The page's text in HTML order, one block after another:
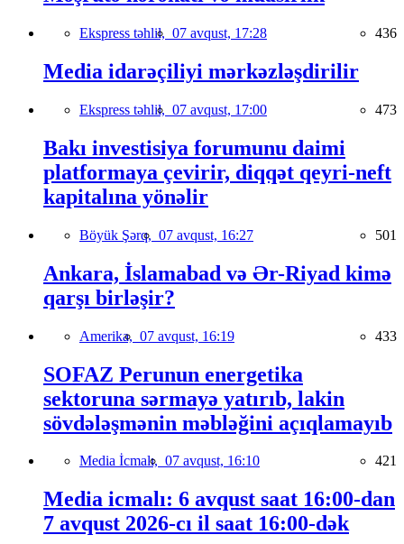
Ekspress təhlil, 07 avqust, 17:28 436
Media idarəçiliyi mərkəzləşdirilir
Ekspress təhlil, 07 avqust, 17:00 473
Bakı investisiya forumunu daimi
platformaya çevirir, diqqət qeyri-neft
kapitalına yönəlir
Böyük Şərq, 07 avqust, 16:27 501
Ankara, İslamabad və Ər-Riyad kimə
qarşı birləşir?
Amerika, 07 avqust, 16:19 433
SOFAZ Perunun energetika
sektoruna sərmayə yatırıb, lakin
sövdələşmənin məbləğini açıqlamayıb
Media İcmalı, 07 avqust, 16:10 421
Media icmalı: 6 avqust saat 16:00-dan
7 avqust 2026-cı il saat 16:00-dək